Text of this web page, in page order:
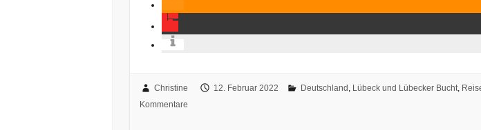
Christine 12. Februar 2022 Deutschland , Lübeck und Lübecker Bucht,
Kommentare